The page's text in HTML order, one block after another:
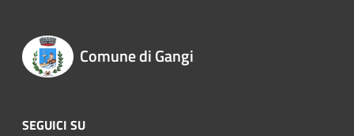
Comune di Gangi
SEGUICI SU